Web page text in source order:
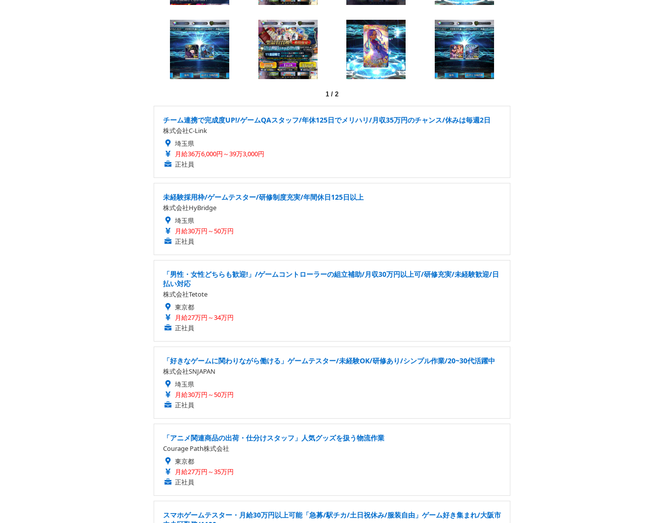
1 / 2
チーム連携で完成度UP!/ゲームQAスタッフ/年休125日でメリハリ/月収35万円のチャンス/休みは毎週2日
株式会社C-Link
埼玉県
月給36万6,000円～39万3,000円
正社員
未経験採用枠/ゲームテスター/研修制度充実/年間休日125日以上
株式会社HyBridge
埼玉県
月給30万円～50万円
正社員
「男性・女性どちらも歓迎!」/ゲームコントローラーの組立補助/月収30万円以上可/研修充実/未経験歓迎/日
払い対応
株式会社Tetote
東京都
月給27万円～34万円
正社員
「好きなゲームに関わりながら働ける」ゲームテスター/未経験OK/研修あり/シンプル作業/20~30代活躍中
株式会社SNJAPAN
埼玉県
月給30万円～50万円
正社員
「アニメ関連商品の出荷・仕分けスタッフ」人気グッズを扱う物流作業
Courage Path株式会社
東京都
月給27万円～35万円
正社員
スマホゲームテスター・月給30万円以上可能「急募/駅チカ/土日祝休み/服装自由」ゲーム好き集まれ/大阪市